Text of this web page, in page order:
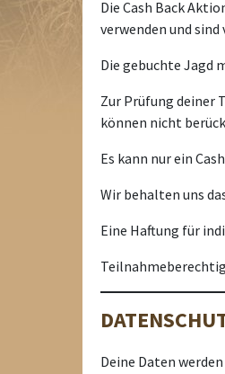
Die Cash Back
verwenden und
Die gebuchte Jagd
Zur Prüfung deiner
können nicht
Es kann nur ein
Wir behalten uns
Eine Haftung für
Deine Daten